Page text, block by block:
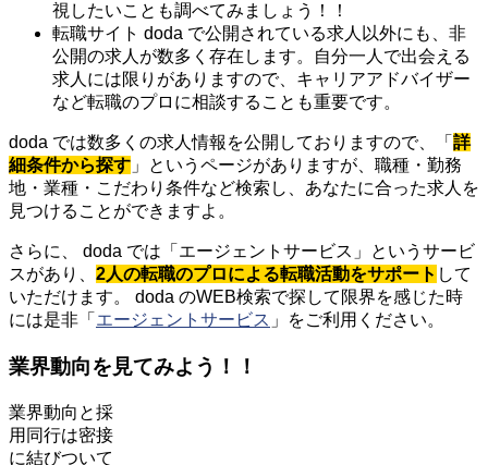
視したいことも調べてみましょう！！
転職サイト doda で公開されている求人以外にも、非
公開の求人が数多く存在します。自分一人で出会える
求人には限りがありますので、キャリアアドバイザー
など転職のプロに相談することも重要です。
doda では数多くの求人情報を公開しておりますので、「 詳
細条件から探す 」というページがありますが、職種・勤務
地・業種・こだわり条件など検索し、あなたに合った求人を
見つけることができますよ。
さらに、 doda では「エージェントサービス」というサービ
スがあり、 2人の転職のプロによる転職活動をサポート して
いただけます。 doda のWEB検索で探して限界を感じた時
には是非「 エージェントサービス 」をご利用ください。
業界動向を見てみよう！！
業界動向と採
用同行は密接
に結びついて